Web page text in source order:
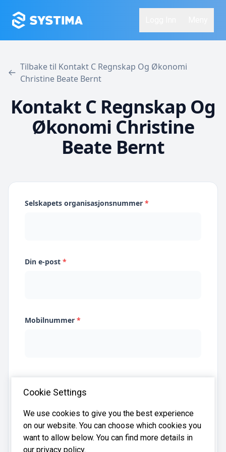
Tilbake til Kontakt C Regnskap Og Økonomi
Christine Beate Bernt
Kontakt C Regnskap Og
Økonomi Christine
Beate Bernt
Selskapets organisasjonsnummer *
Din e-post *
Mobilnummer *
opplysningene mine og dele dem med relevante
regnskapsfører
Cookie Settings
We use cookies to give you the best experience
on our website. You can choose which cookies you
want to allow below. You can find more details in
our privacy policy.